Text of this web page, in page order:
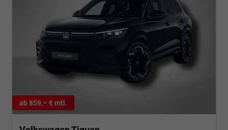
ab 859,– € mtl.